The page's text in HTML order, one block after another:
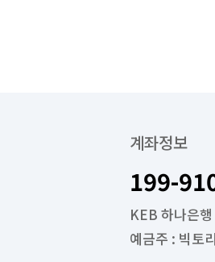
계좌정보
199-
KEB 하나은행
예금주 : 빅토